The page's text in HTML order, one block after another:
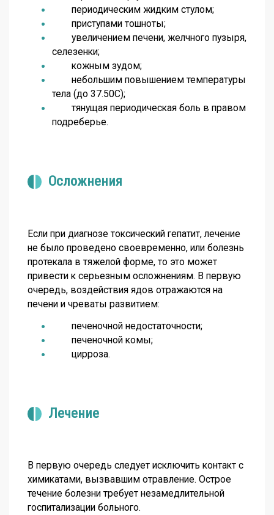
периодическим жидким стулом;
приступами тошноты;
увеличением печени, желчного пузыря,
селезенки;
кожным зудом;
небольшим повышением температуры
тела (до 37.50С);
тянущая периодическая боль в правом
подреберье.
Осложнения
Если при диагнозе токсический гепатит, лечение
не было проведено своевременно, или болезнь
протекала в тяжелой форме, то это может
привести к серьезным осложнениям. В первую
очередь, воздействия ядов отражаются на
печени и чреваты развитием:
печеночной недостаточности;
печеночной комы;
цирроза.
Лечение
В первую очередь следует исключить контакт с
химикатами, вызвавшим отравление. Острое
течение болезни требует незамедлительной
госпитализации больного.